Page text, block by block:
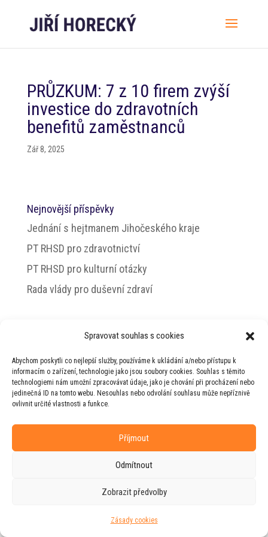
Spravovat souhlas s cookies
Abychom poskytli co nejlepší služby, používáme k ukládání a/nebo přístupu k
informacím o zařízení, technologie jako jsou soubory cookies. Souhlas s těmito
technologiemi nám umožní zpracovávat údaje, jako je chování při procházení nebo
jedinečná ID na tomto webu. Nesouhlas nebo odvolání souhlasu může nepříznivě
ovlivnit určité vlastnosti a funkce.
Příjmout
Odmítnout
Zobrazit předvolby
Zásady cookies
PRŮZKUM: 7 z 10 firem zvýší
investice do zdravotních
benefitů zaměstnanců
Zář 8, 2025
Nejnovější příspěvky
Jednání s hejtmanem Jihočeského kraje
PT RHSD pro zdravotnictví
PT RHSD pro kulturní otázky
Rada vlády pro duševní zdraví
Horeckého
Web vytvořila firmaRUDIve spolupráci s
agenturou